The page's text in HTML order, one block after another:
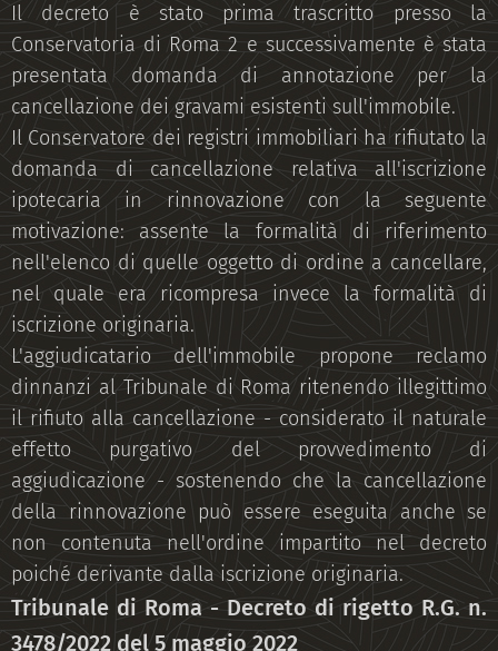
Il decreto è stato prima trascritto presso la
Conservatoria di Roma 2 e successivamente è stata
presentata domanda di annotazione per la
cancellazione dei gravami esistenti sull'immobile.
Il Conservatore dei registri immobiliari ha rifiutato la
domanda di cancellazione relativa all'iscrizione
ipotecaria in rinnovazione con la seguente
motivazione: assente la formalità di riferimento
nell'elenco di quelle oggetto di ordine a cancellare,
nel quale era ricompresa invece la formalità di
iscrizione originaria.
L'aggiudicatario dell'immobile propone reclamo
dinnanzi al Tribunale di Roma ritenendo illegittimo
il rifiuto alla cancellazione - considerato il naturale
effetto purgativo del provvedimento di
aggiudicazione - sostenendo che la cancellazione
della rinnovazione può essere eseguita anche se
non contenuta nell'ordine impartito nel decreto
poiché derivante dalla iscrizione originaria.
Tribunale di Roma - Decreto di rigetto R.G. n.
3478/2022 del 5 maggio 2022